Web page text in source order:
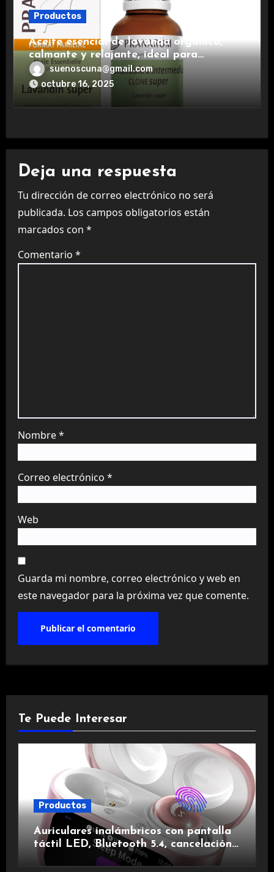
Productos
Aceite esencial de lavanda orgánico,
calmante y relajante, ideal para
aromaterapia.
suenoscuna@gmail.com
octubre 16, 2025
Deja una respuesta
Tu dirección de correo electrónico no será
publicada. Los campos obligatorios están
marcados con *
Comentario *
Nombre*
Correo electrónico *
Web
Guarda mi nombre, correo electrónico y web en
este navegador para la próxima vez que comente.
Te Puede Interesar
Productos
Auriculares inalámbricos con pantalla
táctil LED, Bluetooth 5.4, cancelación
de ruido, impermeables y de larga